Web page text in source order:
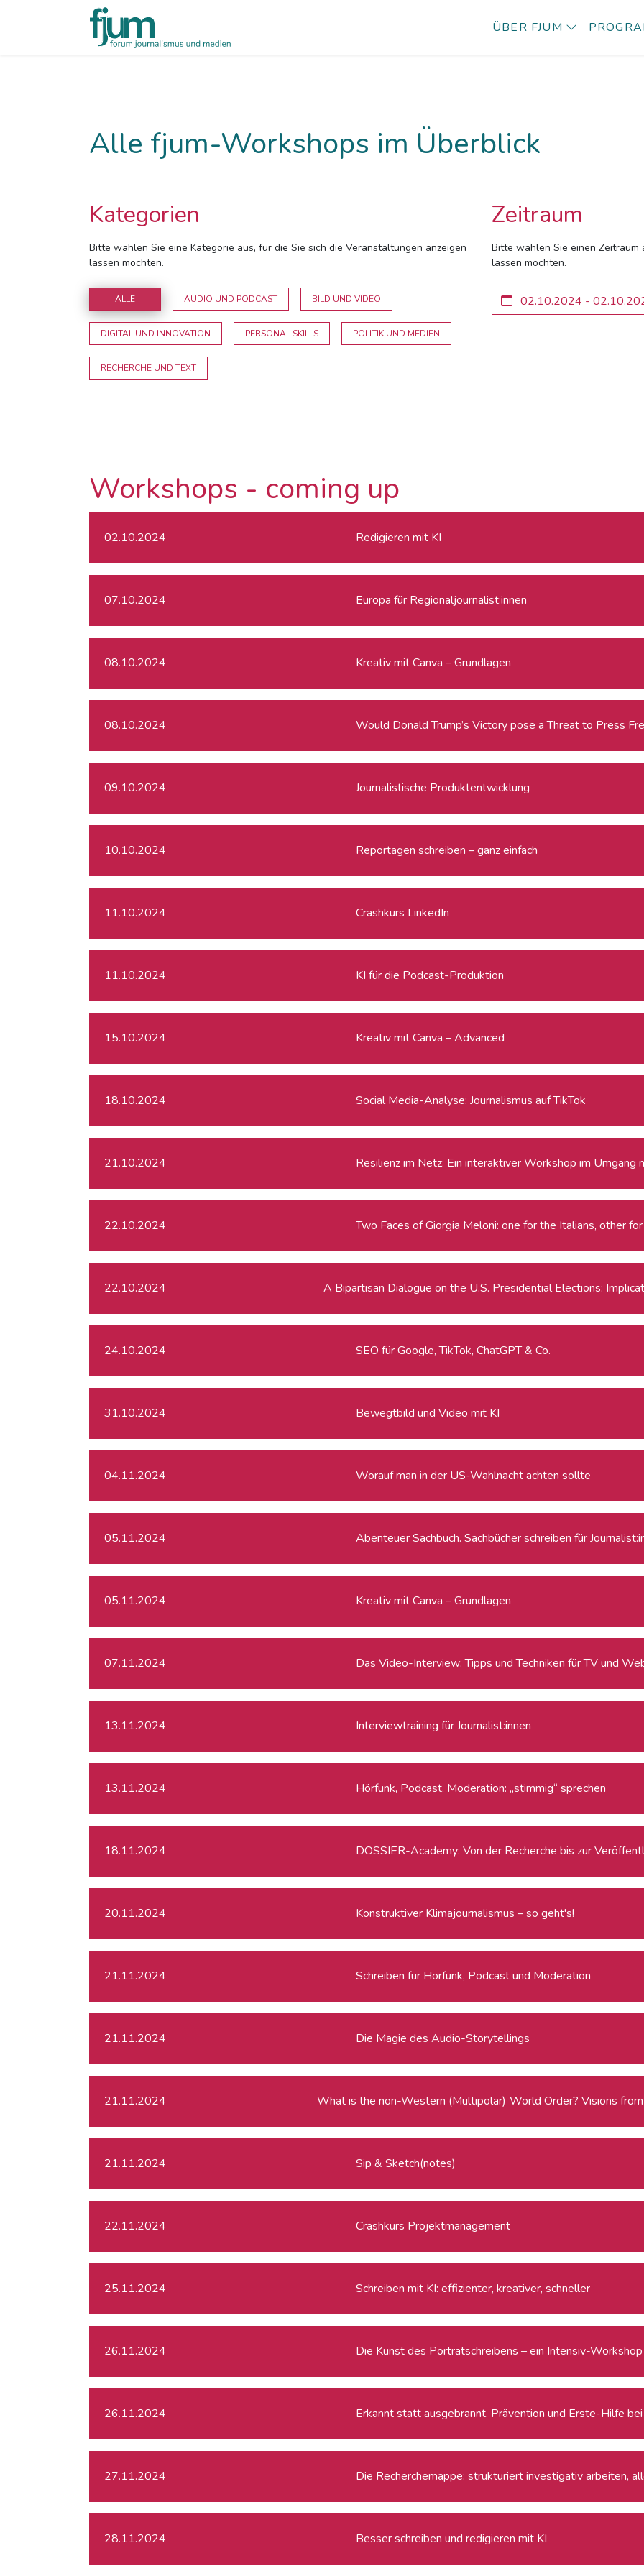
ÜBER FJUM
Alle fjum-Workshops im Überblick
Kategorien
Bitte wählen Sie eine Kategorie aus, für die Sie sich die Veranstaltungen anzeigen
lassen möchten.
ALLE AUDIO UND PODCAST BILD UND VIDEO
DIGITAL UND INNOVATION PERSONAL SKILLS POLITIK UND MEDIEN
RECHERCHE UND TEXT
Zeitraum
Bitte wählen Sie einen Zeitraum
lassen möchten.
Workshops - coming up
02.10.2024 Redigieren mit KI
07.10.2024 Europa für Regionaljournalist:innen
08.10.2024 Kreativ mit Canva – Grundlagen
08.10.2024 Would Donald Trump’s Victory pose a Threat to Press
09.10.2024 Journalistische Produktentwicklung
10.10.2024 Reportagen schreiben – ganz einfach
11.10.2024 Crashkurs LinkedIn
11.10.2024 KI für die Podcast-Produktion
15.10.2024 Kreativ mit Canva – Advanced
18.10.2024 Social Media-Analyse: Journalismus auf TikTok
21.10.2024 Resilienz im Netz: Ein interaktiver Workshop im Umgang
22.10.2024 Two Faces of Giorgia Meloni: one for the Italians, other
22.10.2024 A Bipartisan Dialogue on the U.S. Presidential Elections:
24.10.2024 SEO für Google, TikTok, ChatGPT & Co.
31.10.2024 Bewegtbild und Video mit KI
04.11.2024 Worauf man in der US-Wahlnacht achten sollte
05.11.2024 Abenteuer Sachbuch. Sachbücher schreiben für
05.11.2024 Kreativ mit Canva – Grundlagen
07.11.2024 Das Video-Interview: Tipps und Techniken für TV und
13.11.2024 Interviewtraining für Journalist:innen
13.11.2024 Hörfunk, Podcast, Moderation: „stimmig“ sprechen
18.11.2024 DOSSIER-Academy: Von der Recherche bis zur
20.11.2024 Konstruktiver Klimajournalismus – so geht's!
21.11.2024 Schreiben für Hörfunk, Podcast und Moderation
21.11.2024 Die Magie des Audio-Storytellings
21.11.2024 What is the non-
21.11.2024 Sip & Sketch(notes)
22.11.2024 Crashkurs Projektmanagement
25.11.2024 Schreiben mit KI: effizienter, kreativer, schneller
26.11.2024 Die Kunst des Porträtschreibens – ein Intensiv-Workshop
26.11.2024 Erkannt statt ausgebrannt. Prävention und Erste-Hilfe
27.11.2024 Die Recherchemappe: strukturiert investigativ arbeiten,
28.11.2024 Besser schreiben und redigieren mit KI